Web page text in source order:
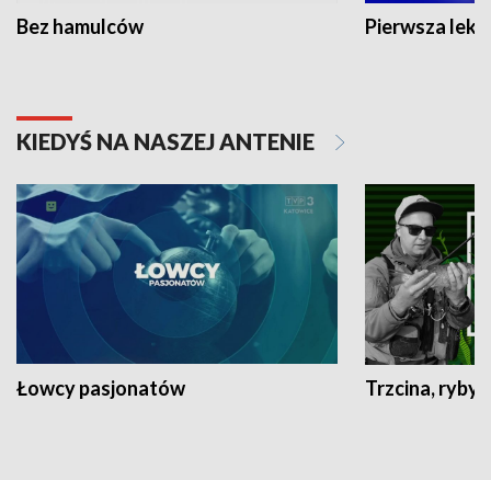
Bez hamulców Pierwsza
KIEDYŚ NA NASZEJ ANTENIE
Łowcy pasjonatów Trzcina, ryby